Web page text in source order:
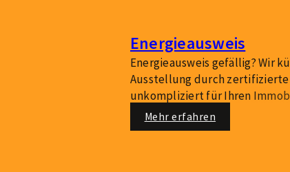
Energieausweis
Energieausweis gefällig? Wir
Ausstellung durch zertifizierte
unkompliziert für Ihren
wir Sie gerne zu
Wertsteigerung.
Mehr erfahren